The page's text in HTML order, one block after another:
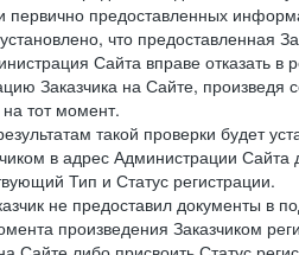
первично предоставленных
что предоставленная
Сайта вправе отказать
Заказчика на Сайте, произведя
тот момент.
такой проверки будет
в адрес Администрации
Тип и Статус регистрации.
не предоставил документы в
произведения Заказчиком